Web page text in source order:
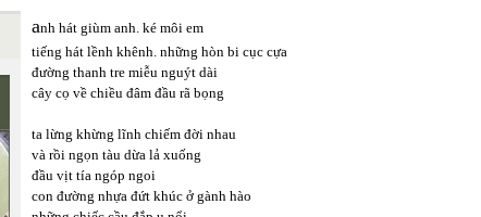
anh hát giùm anh. ké môi em
tiếng hát lềnh khênh. những hòn bi cục cựa
đường thanh tre miễu nguýt dài
cây cọ về chiều đâm đầu rã bọng
ta lừng khừng lĩnh chiếm đời nhau
và rồi ngọn tàu dừa lả xuống
đầu vịt tía ngóp ngoi
con đường nhựa đứt khúc ở gành hào